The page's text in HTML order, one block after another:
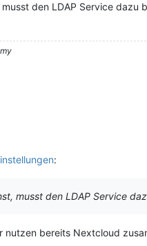
den LDAP Service dazu
:
musst den LDAP Service
nutzen bereits Nextcloud